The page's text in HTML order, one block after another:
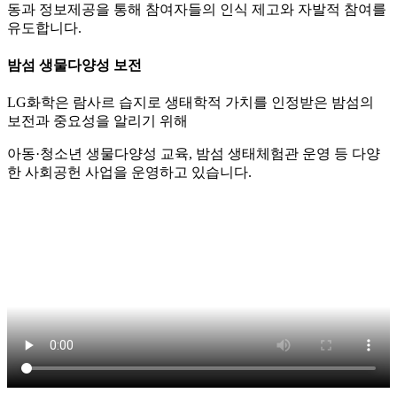
동과 정보제공을 통해 참여자들의 인식 제고와 자발적 참여를
유도합니다.
밤섬 생물다양성 보전
LG화학은 람사르 습지로 생태학적 가치를 인정받은 밤섬의
보전과 중요성을 알리기 위해
아동·청소년 생물다양성 교육, 밤섬 생태체험관 운영 등 다양
한 사회공헌 사업을 운영하고 있습니다.